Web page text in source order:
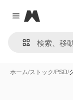
Close menu
Magnific
ホーム/ストック/PSD/